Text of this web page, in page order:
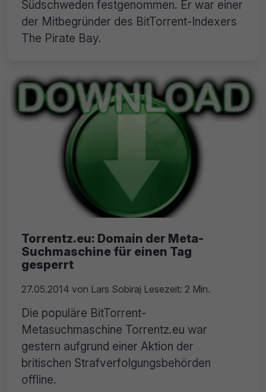
Südschweden festgenommen. Er war einer
der Mitbegründer des BitTorrent-Indexers
The Pirate Bay.
Torrentz.eu: Domain der Meta-
Suchmaschine für einen Tag
gesperrt
27.05.2014 von Lars Sobiraj Lesezeit: 2 Min.
Die populäre BitTorrent-
Metasuchmaschine Torrentz.eu war
gestern aufgrund einer Aktion der
britischen Strafverfolgungsbehörden
offline.